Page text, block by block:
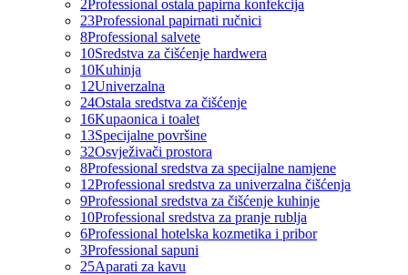
2Professional ostala papirna konfekcija
23Professional papirnati ručnici
8Professional salvete
10Sredstva za čišćenje hardwera
10Kuhinja
12Univerzalna
24Ostala sredstva za čišćenje
16Kupaonica i toalet
13Specijalne površine
32Osvježivači prostora
8Professional sredstva za specijalne namjene
12Professional sredstva za univerzalna čišćenja
9Professional sredstva za čišćenje kuhinje
10Professional sredstva za pranje rublja
6Professional hotelska kozmetika i pribor
3Professional sapuni
25Aparati za kavu